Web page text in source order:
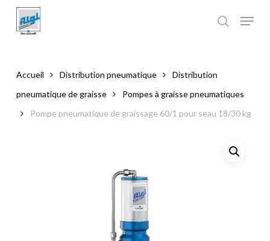
main
Accueil Distribution pneumatique
Distribution
pneumatique de graisse
Pompes à graisse pneumatiques
Pompe pneumatique de graissage 60/1 pour seau 18/30 kg